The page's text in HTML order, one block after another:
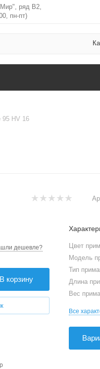
ряд В2,
пн-пт)
95 HV 16
дешевле?
В корзину
Цвет
Модель
Тип
Длина
Вес
Все